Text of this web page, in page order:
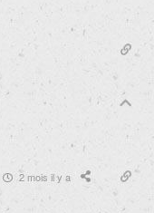
2 mois il y a